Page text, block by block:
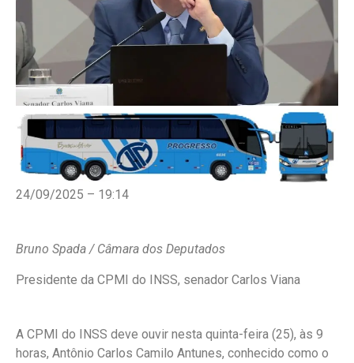
24/09/2025 – 19:14
Bruno Spada / Câmara dos Deputados
Presidente da CPMI do INSS, senador Carlos Viana
A CPMI do INSS deve ouvir nesta quinta-feira (25), às 9
horas, Antônio Carlos Camilo Antunes, conhecido como o